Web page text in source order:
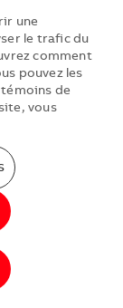
une
le trafic du
comment
pouvez les
de
vous